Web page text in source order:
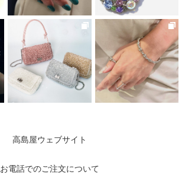
高島屋ウェブサイト
お電話でのご注文について